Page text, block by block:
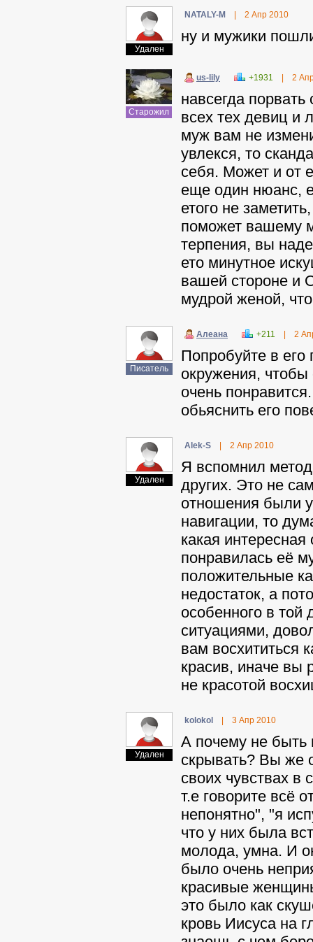
Удален
NATALY-M 2 Апр 2010
ну и мужики
Старожил
us-lily +1931 2
навсегда
всех тех девиц и
муж вам не
увлекся, то
себя. Может и от
еще один нюанс,
етого не
поможет вашему
терпения, вы
ето минутное
вашей стороне и
мудрой женой,
Писатель
Aлeaнa +211 2
Попробуйте в его
окружения, чтобы
очень
обьяснить его
Удален
Alek-S 2 Апр 2010
Я вспомнил
других. Это не
отношения были
навигации, то
какая
понравилась её
положительные
недостаток, а
особенного в той
ситуациями,
вам восхититься
красив, иначе вы
не красотой
Удален
kolokol 3 Апр 2010
А почему не быть
скрывать? Вы же
своих чувствах в
т.е говорите всё
непонятно", "я
что у них была
молода, умна. И
было очень
красивые
это было как
кровь Иисуса на